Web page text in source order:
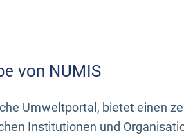
von NUMIS
Umweltportal, bietet einen
Institutionen und